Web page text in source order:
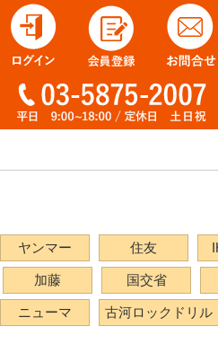
ヤンマー 住友
加藤 国交省
ニューマ 古河ロックドリル